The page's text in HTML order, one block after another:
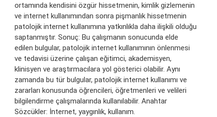
ortamında kendisini özgür hissetmenin, kimlik gizlemenin
ve internet kullanımından sonra pişmanlık hissetmenin
patolojik internet kullanımına yatkınlıkla daha ilişkili olduğu
saptanmıştır. Sonuç: Bu çalışmanın sonucunda elde
edilen bulgular, patolojik internet kullanımının önlenmesi
ve tedavisi üzerine çalışan eğitimci, akademisyen,
klinisyen ve araştırmacılara yol gösterici olabilir. Aynı
zamanda bu tür bulgular, patolojik internet kullanımı ve
zararları konusunda öğrencileri, öğretmenleri ve velileri
bilgilendirme çalışmalarında kullanılabilir. Anahtar
Sözcükler: İnternet, yaygınlık, kullanım.